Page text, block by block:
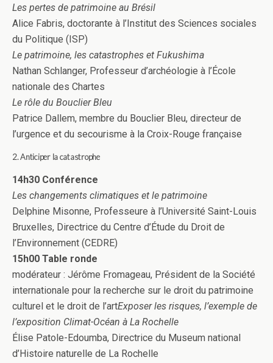
Les pertes de patrimoine au Brésil
Alice Fabris, doctorante à l’Institut des Sciences sociales
du Politique (ISP)
Le patrimoine, les catastrophes et Fukushima
Nathan Schlanger, Professeur d’archéologie à l’École
nationale des Chartes
Le rôle du Bouclier Bleu
Patrice Dallem, membre du Bouclier Bleu, directeur de
l’urgence et du secourisme à la Croix-Rouge française
2. Anticiper la catastrophe
14h30 Conférence
Les changements climatiques et le patrimoine
Delphine Misonne, Professeure à l’Université Saint-Louis
Bruxelles, Directrice du Centre d’Étude du Droit de
l’Environnement (CEDRE)
15h00 Table ronde
modérateur : Jérôme Fromageau, Président de la Société
internationale pour la recherche sur le droit du patrimoine
culturel et le droit de l’artExposer les risques, l’exemple de
l’exposition Climat-Océan à La Rochelle
Élise Patole-Edoumba, Directrice du Museum national
d’Histoire naturelle de La Rochelle